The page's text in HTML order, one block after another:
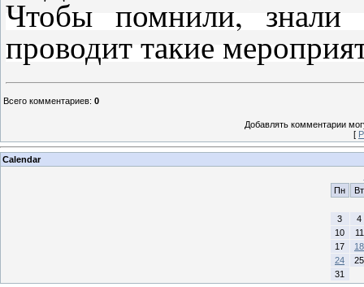
Чтобы помнили,
проводит такие
Всего комментариев: 0
Добавлять комментарии
[
Calendar
Пн
Вт
3
4
10
11
17
18
24
25
31